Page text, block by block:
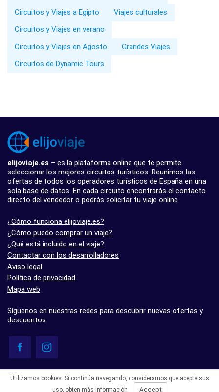
Circuitos y Viajes a Egipto
Viajes culturales
Circuitos y Viajes en verano
Circuitos y Viajes en Agosto
Grandes Viajes
Circuitos de Dynamic Tours
elijoviaje.es – es la plataforma online que te permite
seleccionar los mejores circuitos turísticos. Reunimos las
ofertas de todos los operadores turísticos de España en una
sola base de datos. En cada circuito encontrarás el contacto
directo del vendedor o podrás solicitar tu viaje online.
¿Cómo funciona elijoviaje.es?
¿Cómo puedo comprar un viaje?
¿Qué está incluido en el viaje?
Contactar con los desarrolladores
Aviso legal
Política de privacidad
Mapa web
Síguenos en nuestras redes para descubrir nuevas ofertas y
descuentos:
- 5.0 basado en 7 opiniones
Utilizamos cookies. Si continúa navegando, consideramos que acepta sus
uso, obten más información Accept